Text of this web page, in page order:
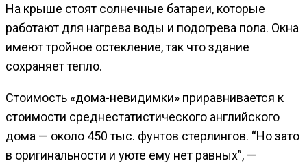
На крыше стоят солнечные батареи, которые
работают для нагрева воды и подогрева пола. Окна
имеют тройное остекление, так что здание
сохраняет тепло.
Стоимость «дома-невидимки» приравнивается к
стоимости среднестатистического английского
дома — около 450 тыс. фунтов стерлингов. “Но зато
в оригинальности и уюте ему нет равных”, —